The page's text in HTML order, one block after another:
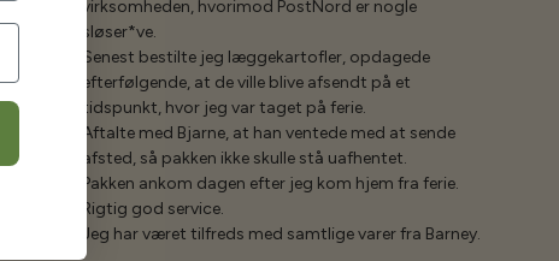
virksomheden, hvorimod PostNord er nogle
sløser*ve.
Senest bestilte jeg læggekartofler, opdagede
efterfølgende, at de ville blive afsendt på et
tidspunkt, hvor jeg var taget på ferie.
Aftalte med Bjarne, at han ventede med at sende
afsted, så pakken ikke skulle stå uafhentet.
Pakken ankom dagen efter jeg kom hjem fra ferie.
Rigtig god service.
Jeg har været tilfreds med samtlige varer fra Barney.